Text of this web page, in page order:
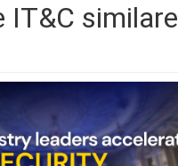
IT&C similare